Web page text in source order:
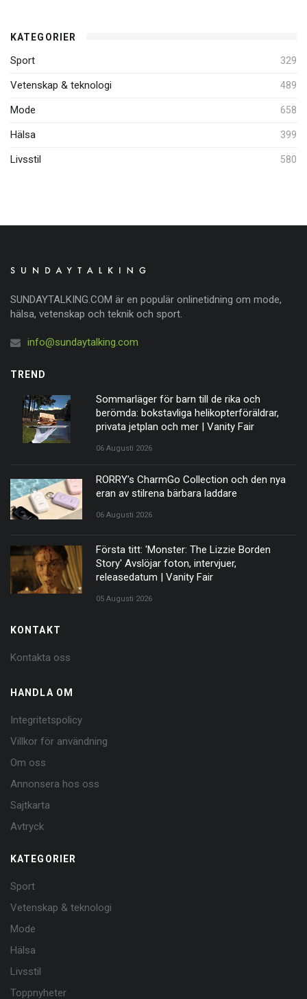
KATEGORIER
Sport 329
Vetenskap & teknologi 489
Mode 658
Hälsa 399
Livsstil 580
SUNDAYTALKING.COM är en populär onlinetidning om mode,
hälsa, vetenskap och teknik och sport.
info@sundaytalking.com
TREND
Sommarläger för barn till de rika och
berömda: bokstavliga helikopterföräldrar,
privata jetplan och mer | Vanity Fair
06 Augusti 2026
RORRY's CharmGo Collection och den nya
eran av stilrena bärbara laddare
06 Augusti 2026
Första titt: 'Monster: The Lizzie Borden
Story' Avslöjar foton, intervjuer,
releasedatum | Vanity Fair
05 Augusti 2026
KONTAKT
Kontakta oss
HANDLA OM
Integritetspolicy
Villkor för användning
Om oss
Annonsera hos oss
Sajtkarta
Avtryck
KATEGORIER
Sport
Vetenskap & teknologi
Mode
Hälsa
Livsstil
Toppnyheter